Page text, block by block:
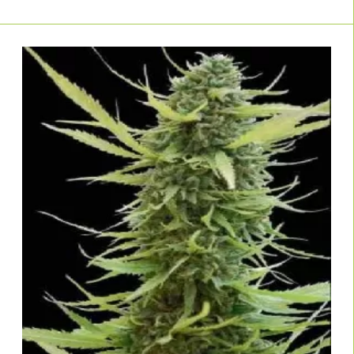
Hohe Keimraten:geprüftes Qualitätssaatgut von Linda Seeds.
Mit den besten feminisierten Cannabissamenaus unserem Shop
erzielst du konstant gute Ergebnisse – egal, ob du privat anbaust oder
professioneller Züchter bist. Du bist dir noch unsicher, welcher Samen-Typ
der richtige für dich ist? Dann entdecke auch unsereAutoflowering-
, unsereCBD-Samen oder unsereSorten mit besonders
hohem THC-Gehalt .
Top-Sorten feminisierter
Hanfsamen – Bestseller mit
hoher Kundenzufriedenheit
Die Auswahl an feminisierten Hanfsamenbei Linda Seeds reicht von
bewährten Klassikern bis zu modernen US-Hybriden mit intensiven
Terpenprofilen und extremem THC-Potenzial. Hier findest du starkeTHC-
reiche feminisierte Sortenebenso wie robuste Genetiken für das
mitteleuropäische Klima.